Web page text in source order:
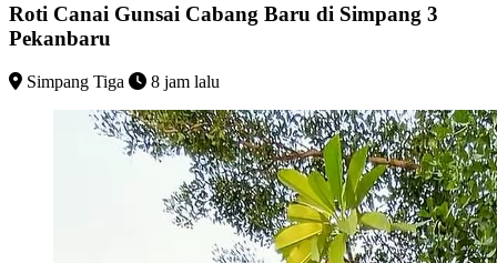
Roti Canai Gunsai Cabang Baru di Simpang 3
Pekanbaru
Simpang Tiga 8 jam lalu